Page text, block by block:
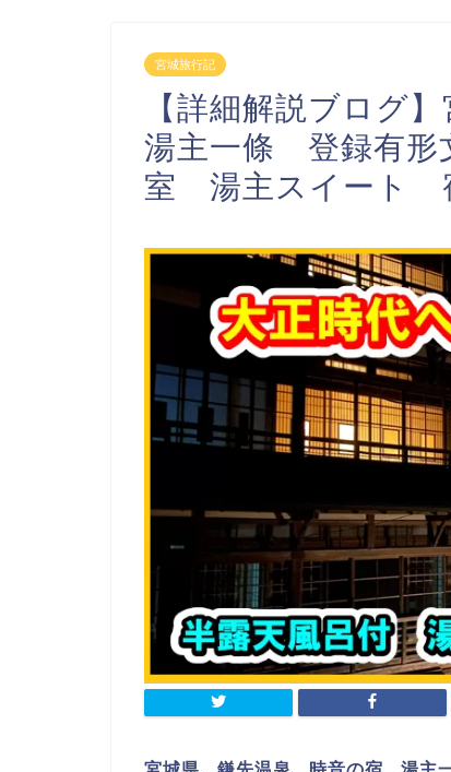
宮城旅行記
【詳細解説ブログ
湯主一條 登録有形
室 湯主スイート